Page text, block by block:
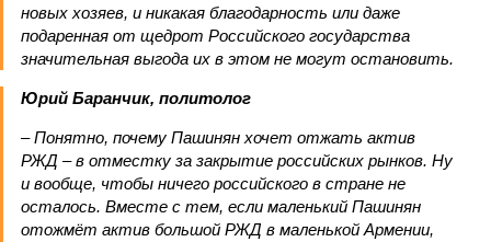
новых хозяев, и никакая благодарность или даже
подаренная от щедрот Российского государства
значительная выгода их в этом не могут остановить.
Юрий Баранчик, политолог
– Понятно, почему Пашинян хочет отжать актив
РЖД – в отместку за закрытие российских рынков. Ну
и вообще, чтобы ничего российского в стране не
осталось. Вместе с тем, если маленький Пашинян
отожмёт актив большой РЖД в маленькой Армении,